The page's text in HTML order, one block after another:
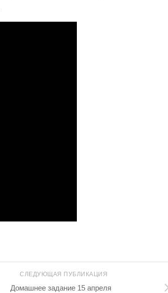
СЛЕДУЮЩАЯ ПУБЛИКАЦИЯ
Домашнее задание 15 апреля